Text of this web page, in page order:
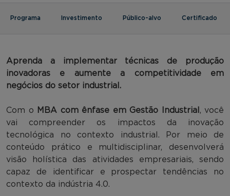
Programa Investimento Público-alvo Certificado
Aprenda a implementar técnicas de produção
inovadoras e aumente a competitividade em
negócios do setor industrial.
Com o MBA com ênfase em Gestão Industrial , você
vai compreender os impactos da inovação
tecnológica no contexto industrial. Por meio de
conteúdo prático e multidisciplinar, desenvolverá
visão holística das atividades empresariais, sendo
capaz de identificar e prospectar tendências no
contexto da indústria 4.0.